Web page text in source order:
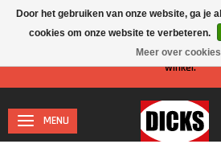
Let op: I.v.m. de zomervakantie is er
winkel.
MENU
Door het gebruiken van onze website, ga je
cookies om onze website te verbeteren.
Meer over